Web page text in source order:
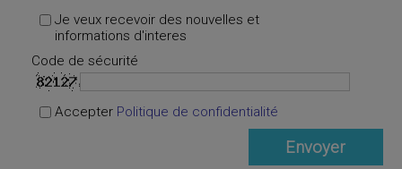
Je veux recevoir des nouvelles et
informations d'interes
Code de sécurité
Accepter Politique de confidentialité